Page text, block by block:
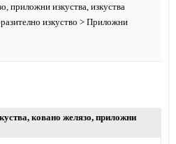
, приложни изкуства, изкуства
изкуство >Приложни
, ковано желязо, приложни